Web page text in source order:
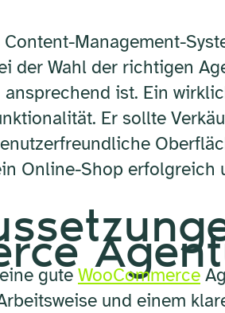
Management-
der Wahl der richtigen
ist. Ein
Er sollte
Online-Shop
gute WooCommerce
und einem